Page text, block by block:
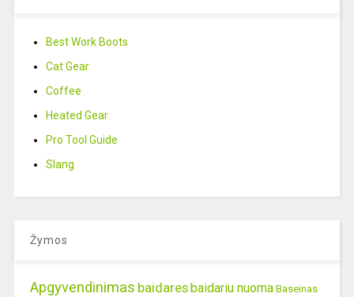
Best Work Boots
Cat Gear
Coffee
Heated Gear
Pro Tool Guide
Slang
Žymos
Apgyvendinimas baidaresbaidariu nuoma Baseinas